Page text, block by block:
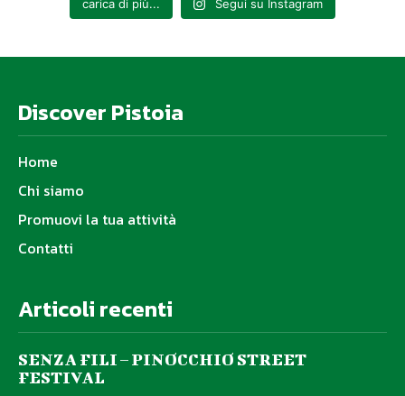
carica di più... Segui su Instagram
Discover Pistoia
Home
Chi siamo
Promuovi la tua attività
Contatti
Articoli recenti
SENZA FILI – PINOCCHIO STREET
FESTIVAL